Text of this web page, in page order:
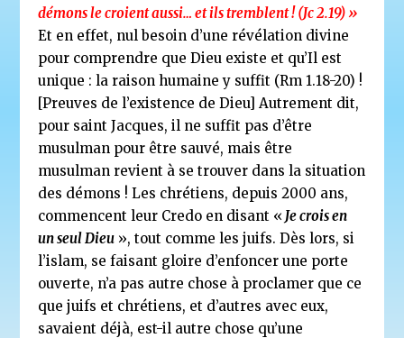
démons le croient aussi… et ils tremblent ! (Jc 2.19) »
Et en effet, nul besoin d’une révélation divine
pour comprendre que Dieu existe et qu’Il est
unique : la raison humaine y suffit (Rm 1.18-20) !
[Preuves de l’existence de Dieu] Autrement dit,
pour saint Jacques, il ne suffit pas d’être
musulman pour être sauvé, mais être
musulman revient à se trouver dans la situation
des démons ! Les chrétiens, depuis 2000 ans,
commencent leur Credo en disant « Je crois en
un seul Dieu », tout comme les juifs. Dès lors, si
l’islam, se faisant gloire d’enfoncer une porte
ouverte, n’a pas autre chose à proclamer que ce
que juifs et chrétiens, et d’autres avec eux,
savaient déjà, est-il autre chose qu’une